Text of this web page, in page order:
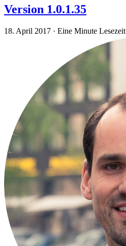
Version 1.0.1.35
18. April 2017 · Eine Minute Lesezeit